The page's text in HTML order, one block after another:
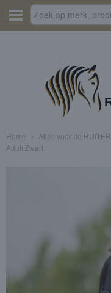
Home › Alles voor de RUITER
Adult Zwart